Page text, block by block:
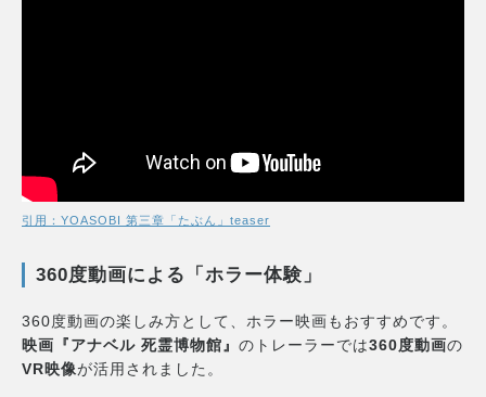
引用：YOASOBI 第三章「たぶん」teaser
360度動画による「ホラー体験」
360度動画の楽しみ方として、ホラー映画もおすすめです。
映画『アナベル 死霊博物館』 のトレーラーでは360度動画の
VR映像が活用されました。